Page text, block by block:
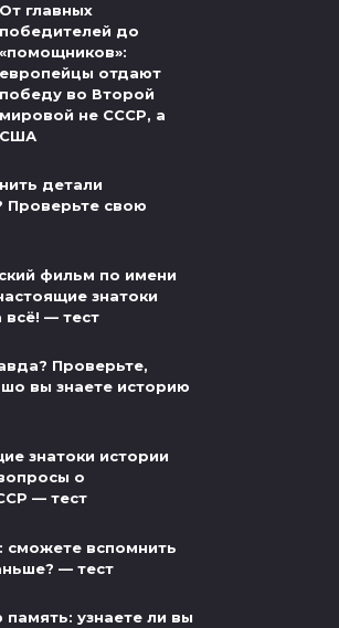
От главных
победителей до
«помощников»:
европейцы отдают
победу во Второй
мировой не СССР, а
США
детали
свою
фильм по имени
знатоки
всё! — тест
Проверьте,
вы знаете историю
знатоки истории
о
— тест
сможете вспомнить
— тест
узнаете ли вы